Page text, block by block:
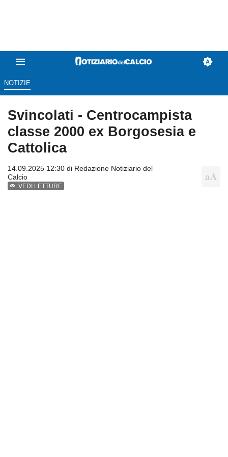
NOTIZIE
Svincolati - Centrocampista
classe 2000 ex Borgosesia e
Cattolica
14.09.2025 12:30 di Redazione Notiziario del
Calcio
VEDI LETTURE